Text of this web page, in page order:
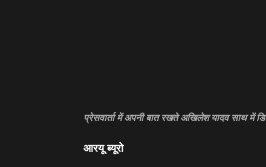
प्रेसवार्ता में अपनी बात रखते अखिलेश यादव साथ में
आरयू ब्‍यूरो